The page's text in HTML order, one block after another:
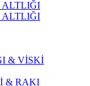
ALTLIĞI
ALTLIĞI
& VİSKİ
& RAKI